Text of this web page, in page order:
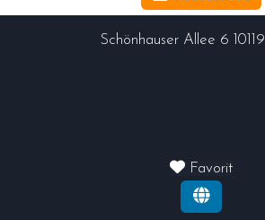
Schönhauser Allee 6 10119
Favorit